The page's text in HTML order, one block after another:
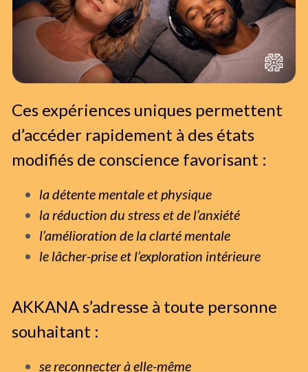
Ces expériences uniques permettent
d’accéder rapidement à des états
modifiés de conscience favorisant :
la détente mentale et physique
la réduction du stress et de l’anxiété
l’amélioration de la clarté mentale
le lâcher-prise et l’exploration intérieure
AKKANA s’adresse à toute personne
souhaitant :
se reconnecter à elle-même